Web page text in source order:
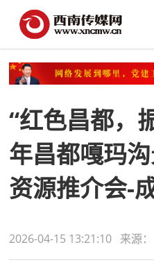
“红色昌都，
年昌都嘎玛
资源推介会-
2026-04-15 13:21:10 来源：